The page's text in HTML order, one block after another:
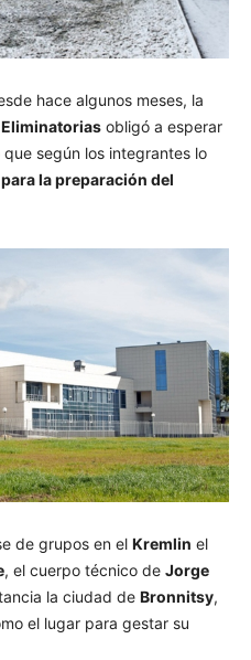
hace algunos meses, la
Eliminatorias obligó a esperar
según los integrantes lo
la preparación del
de grupos en el Kremlin el
, el cuerpo técnico de Jorge
la ciudad de Bronnitsy,
el lugar para gestar su